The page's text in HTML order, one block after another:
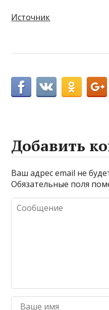
Источник
Добавить
Ваш адрес email не
Обязательные поля